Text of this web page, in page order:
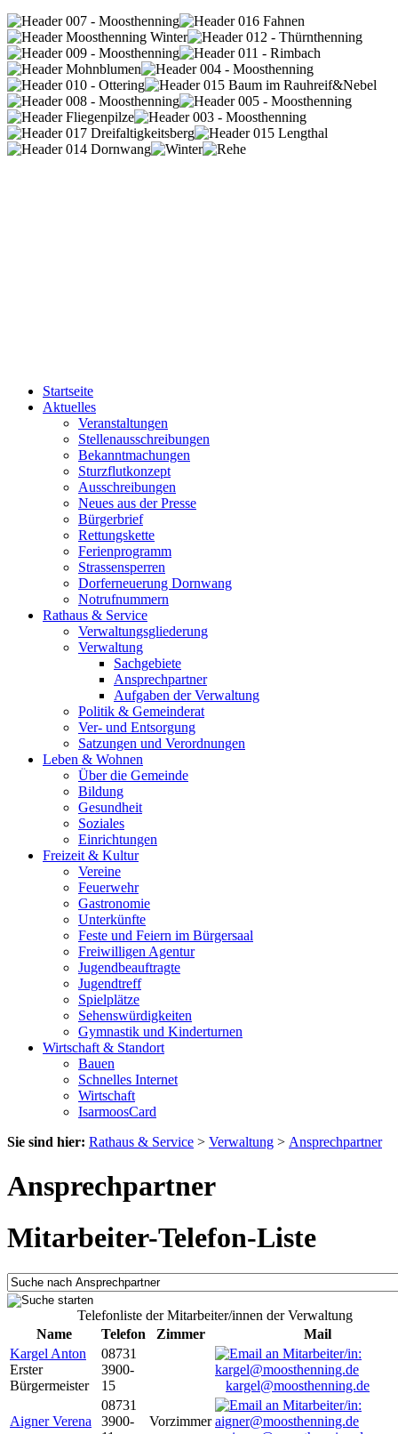
Startseite
Aktuelles
Veranstaltungen
Stellenausschreibungen
Bekanntmachungen
Sturzflutkonzept
Ausschreibungen
Neues aus der Presse
Bürgerbrief
Rettungskette
Ferienprogramm
Strassensperren
Dorferneuerung Dornwang
Notrufnummern
Rathaus & Service
Verwaltungsgliederung
Verwaltung
Sachgebiete
Ansprechpartner
Aufgaben der Verwaltung
Politik & Gemeinderat
Ver- und Entsorgung
Satzungen und Verordnungen
Leben & Wohnen
Über die Gemeinde
Bildung
Gesundheit
Soziales
Einrichtungen
Freizeit & Kultur
Vereine
Feuerwehr
Gastronomie
Unterkünfte
Feste und Feiern im Bürgersaal
Freiwilligen Agentur
Jugendbeauftragte
Jugendtreff
Spielplätze
Sehenswürdigkeiten
Gymnastik und Kinderturnen
Wirtschaft & Standort
Bauen
Schnelles Internet
Wirtschaft
IsarmoosCard
Sie sind hier: Rathaus & Service > Verwaltung > Ansprechpartner
Ansprechpartner
Mitarbeiter-Telefon-Liste
Telefonliste der Mitarbeiter/innen der Verwaltung
Name
Telefon Zimmer
Mail
Kargel Anton
Erster
Bürgermeister
08731
3900-
15
kargel@moosthenning.de
Aigner Verena
08731
3900-
Vorzimmer